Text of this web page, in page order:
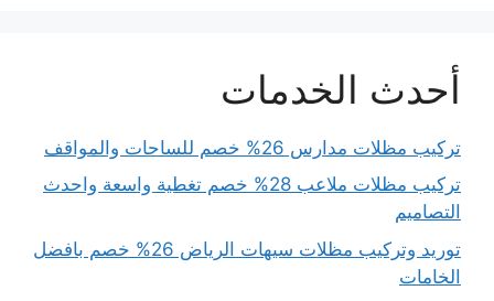
أحدث الخدمات
تركيب مظلات مدارس 26% خصم للساحات والمواقف
تركيب مظلات ملاعب 28% خصم تغطية واسعة واحدث
التصاميم
توريد وتركيب مظلات سيهات الرياض 26% خصم بافضل
الخامات